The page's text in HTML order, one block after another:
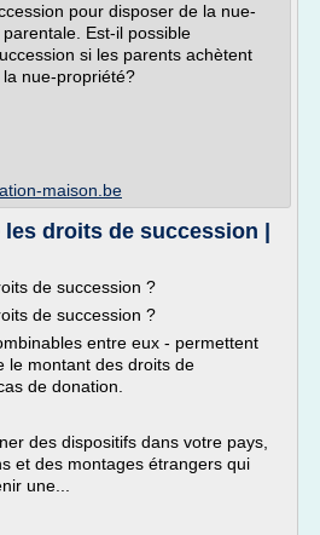
pour disposer de la nue-
Est-il possible
si les parents achètent
nue-propriété?
maison.be
droits de succession |
de succession ?
de succession ?
entre eux - permettent
le montant des droits de
de donation.
des dispositifs dans votre pays,
et des montages étrangers qui
une...